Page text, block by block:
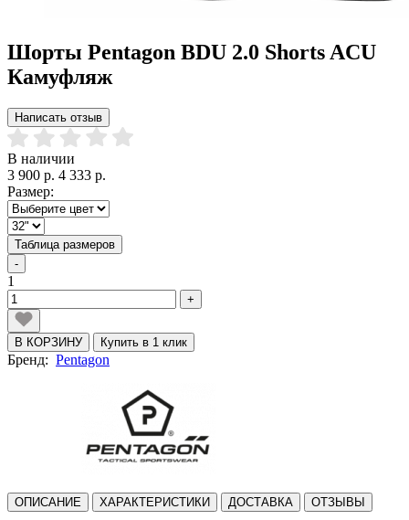
Шорты Pentagon BDU 2.0 Shorts ACU
Камуфляж
Написать отзыв
В наличии
3 900 р. 4 333 р.
Размер:
Таблица размеров
-
1
+
В КОРЗИНУ Купить в 1 клик
Бренд: Pentagon
ОПИСАНИЕ ХАРАКТЕРИСТИКИ ДОСТАВКА ОТЗЫВЫ